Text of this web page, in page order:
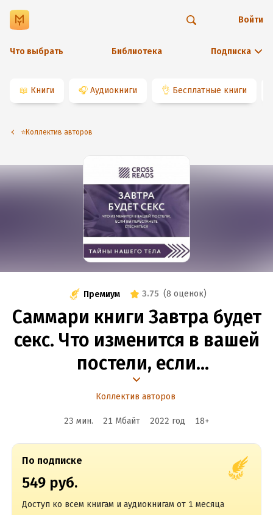
Что выбрать Библиотека Подписка
Войти
📖 Книги 🎧 Аудиокниги 👌 Бесплатные книги
⭐️Коллектив авторов
Премиум 3.75 (8 оценок)
Саммари книги Завтра будет
секс. Что изменится в вашей
постели, если
вы перестанете стесняться
Коллектив авторов
23 мин. 21 Мбайт 2022 год 18+
По подписке
549 руб.
Доступ ко всем книгам и аудиокнигам от 1 месяца